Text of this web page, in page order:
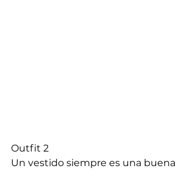
Outfit 2
Un vestido siempre es una buena